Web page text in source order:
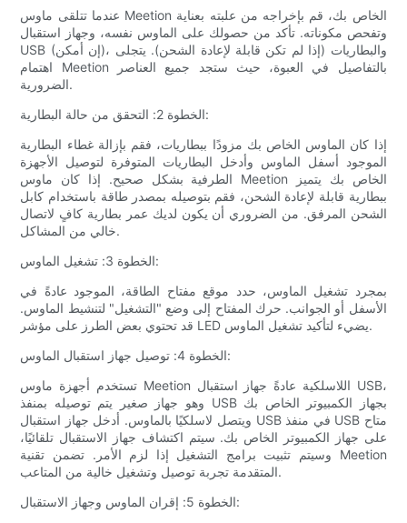
عندما تتلقى ماوس Meetion الخاص بك، قم بإخراجه من علبته بعناية
وتفحص مكوناته. تأكد من حصولك على الماوس نفسه، وجهاز استقبال
USB (إن أمكن)، والبطاريات (إذا لم تكن قابلة لإعادة الشحن). يتجلى
اهتمام Meetion بالتفاصيل في العبوة، حيث ستجد جميع العناصر
الضرورية.
الخطوة 2: التحقق من حالة البطارية:
إذا كان الماوس الخاص بك مزودًا ببطاريات، فقم بإزالة غطاء البطارية
الموجود أسفل الماوس وأدخل البطاريات المتوفرة لتوصيل الأجهزة
الطرفية بشكل صحيح. إذا كان ماوس Meetion الخاص بك يتميز
ببطارية قابلة لإعادة الشحن، فقم بتوصيله بمصدر طاقة باستخدام كابل
الشحن المرفق. من الضروري أن يكون لديك عمر بطارية كافٍ لاتصال
خالي من المشاكل.
الخطوة 3: تشغيل الماوس:
بمجرد تشغيل الماوس، حدد موقع مفتاح الطاقة، الموجود عادةً في
الأسفل أو الجوانب. حرك المفتاح إلى وضع "التشغيل" لتنشيط الماوس.
قد تحتوي بعض الطرز على مؤشر LED يضيء لتأكيد تشغيل الماوس.
الخطوة 4: توصيل جهاز استقبال الماوس:
تستخدم أجهزة ماوس Meetion اللاسلكية عادةً جهاز استقبال USB،
وهو جهاز صغير يتم توصيله بمنفذ USB بجهاز الكمبيوتر الخاص بك
ويتصل لاسلكيًا بالماوس. أدخل جهاز استقبال USB في منفذ USB متاح
على جهاز الكمبيوتر الخاص بك. سيتم اكتشاف جهاز الاستقبال تلقائيًا،
وسيتم تثبيت برامج التشغيل إذا لزم الأمر. تضمن تقنية Meetion
المتقدمة تجربة توصيل وتشغيل خالية من المتاعب.
الخطوة 5: إقران الماوس وجهاز الاستقبال: